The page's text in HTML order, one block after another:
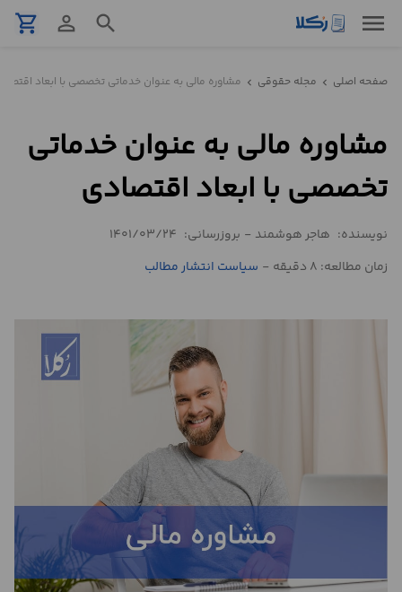
menu
search
person_outline
shopping_cart
نمونه
تنظیم
حقوقی
تلفنی
تماس
صفحه اصلی chevron_left مجله حقوقی chevron_left مشاوره مالی به عنوان خدماتی تخصصی با ابعاد
مشاوره مالی به عنوان خدماتی
تخصصی با ابعاد اقتصادی
نویسنده: هاجر هوشمند - بروزرسانی: 1401/03/24
زمان مطالعه: 8 دقیقه
- سیاست انتشار مطالب